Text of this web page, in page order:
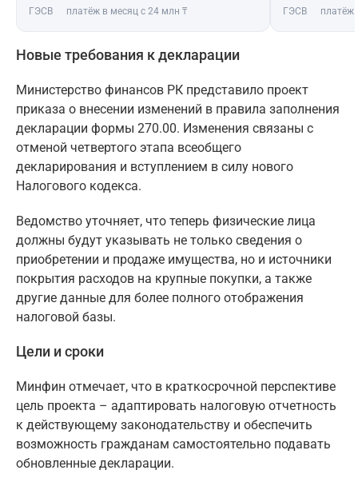
ГЭСВ платёж в месяц с 24 млн ₸ ГЭСВ платёж
Новые требования к декларации
Министерство финансов РК представило проект
приказа о внесении изменений в правила заполнения
декларации формы 270.00. Изменения связаны с
отменой четвертого этапа всеобщего
декларирования и вступлением в силу нового
Налогового кодекса.
Ведомство уточняет, что теперь физические лица
должны будут указывать не только сведения о
приобретении и продаже имущества, но и источники
покрытия расходов на крупные покупки, а также
другие данные для более полного отображения
налоговой базы.
Цели и сроки
Минфин отмечает, что в краткосрочной перспективе
цель проекта – адаптировать налоговую отчетность
к действующему законодательству и обеспечить
возможность гражданам самостоятельно подавать
обновленные декларации.